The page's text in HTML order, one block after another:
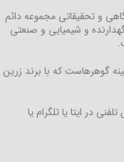
و تحقیقاتی مجموعه دائم
و شیمیایی و صنعتی
گوهرهاست که با برند زرین
در ایتا یا تلگرام یا